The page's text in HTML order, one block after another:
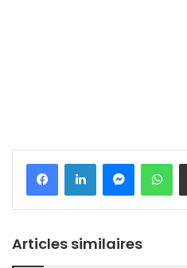
Articles similaires